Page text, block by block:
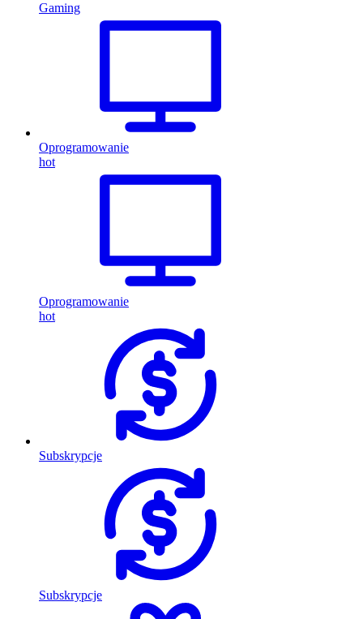
Gaming
Oprogramowanie
hot
Oprogramowanie
hot
Subskrypcje
Subskrypcje